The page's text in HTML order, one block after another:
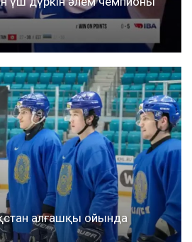
алғашқы ойында